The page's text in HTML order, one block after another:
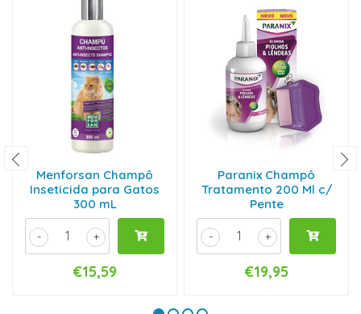
Menforsan Champô
Inseticida para Gatos
300 mL
+
-
€15,59
Paranix Champô
Tratamento 200 Ml c/
Pente
+
-
€19,95